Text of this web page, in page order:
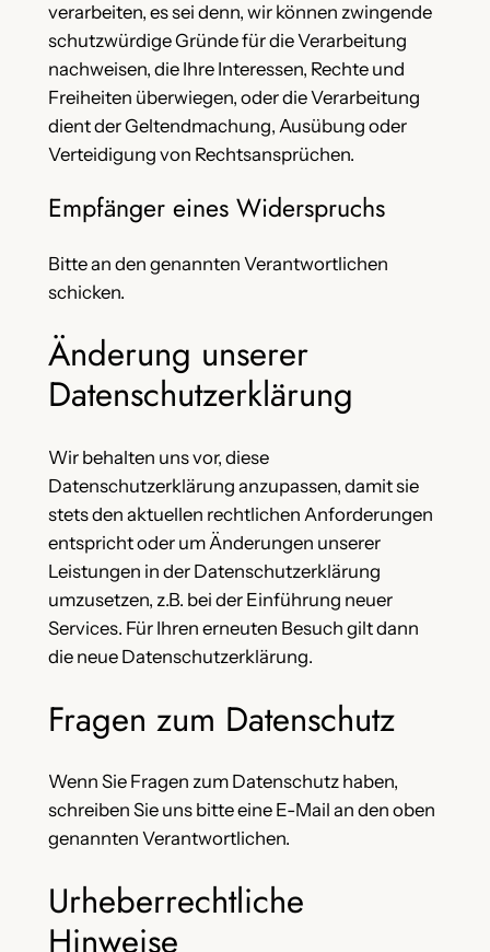
verarbeiten, es sei denn, wir können zwingende
schutzwürdige Gründe für die Verarbeitung
nachweisen, die Ihre Interessen, Rechte und
Freiheiten überwiegen, oder die Verarbeitung
dient der Geltendmachung, Ausübung oder
Verteidigung von Rechtsansprüchen.
Empfänger eines Widerspruchs
Bitte an den genannten Verantwortlichen
schicken.
Änderung unserer
Datenschutzerklärung
Wir behalten uns vor, diese
Datenschutzerklärung anzupassen, damit sie
stets den aktuellen rechtlichen Anforderungen
entspricht oder um Änderungen unserer
Leistungen in der Datenschutzerklärung
umzusetzen, z.B. bei der Einführung neuer
Services. Für Ihren erneuten Besuch gilt dann
die neue Datenschutzerklärung.
Fragen zum Datenschutz
Wenn Sie Fragen zum Datenschutz haben,
schreiben Sie uns bitte eine E-Mail an den oben
genannten Verantwortlichen.
Urheberrechtliche
Hinweise